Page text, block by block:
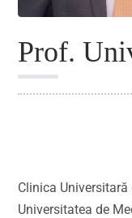
Prof.
Clinica
Universitatea de